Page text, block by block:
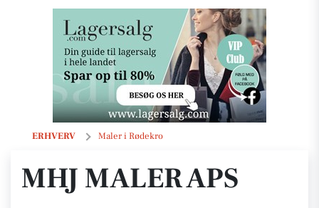
ERHVERV Maler i Rødekro
MHJ Maler ApS
MHJ MALER APS